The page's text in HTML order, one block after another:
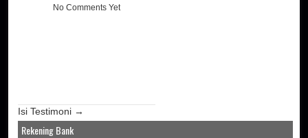
No Comments Yet
Isi Testimoni →
Rekening Bank